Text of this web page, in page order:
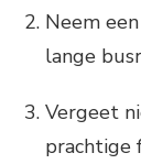
Neem
lange
Vergeet
prachtige